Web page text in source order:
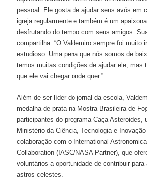
pessoal. Ele gosta de ajudar seus avós em
igreja regularmente e também é um
desfrutando do tempo com seus amigos.
compartilha: “O Valdemiro sempre foi muito
estudioso. Uma pena que nós somos de
temos muitas condições de ajudar ele, mas
que ele vai chegar onde quer.”
Além de ser líder do jornal da escola,
medalha de prata na Mostra Brasileira de
participantes do programa Caça Asteroides,
Ministério da Ciência, Tecnologia e
colaboração com o International
Collaboration (IASC/NASA Partner), que
voluntários a oportunidade de contribuir para
astros celestes.